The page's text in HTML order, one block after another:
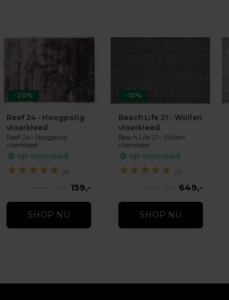
-20%
Reef 24 - Hoogpolig
vloerkleed
Reef 24 - Hoogpolig
vloerkleed
op voorraad
★★★★★ (8)
159,-
SHOP NU
-10%
Beach Life 21 - Wollen
vloerkleed
Beach Life 21 - Wollen
vloerkleed
op voorraad
★★★★★ (5)
649,-
SHOP NU